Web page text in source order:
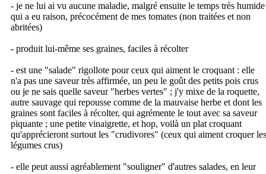
- je ne lui ai vu aucune maladie, malgré ensuite le temps très humide
qui a eu raison, précocément de mes tomates (non traitées et non
abritées)
- produit lui-même ses graines, faciles à récolter
- est une "salade" rigollote pour ceux qui aiment le croquant : elle
n'a pas une saveur très affirmée, un peu le goût des petits pois crus
ou je ne sais quelle saveur "herbes vertes" ; j'y mixe de la roquette,
autre sauvage qui repousse comme de la mauvaise herbe et dont les
graines sont faciles à récolter, qui agrémente le tout avec sa saveur
piquante ; une petite vinaigrette, et hop, voilà un plat croquant
qu'apprécieront surtout les "crudivores" (ceux qui aiment croquer les
légumes crus)
- elle peut aussi agréablement "souligner" d'autres salades, en leur